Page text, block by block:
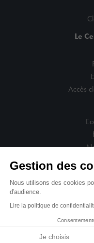
Le
Accès
CGV
Gestion
Gestion des
Nous utilisons des cookies
d'audience.
Lire la politique de
Je choisis